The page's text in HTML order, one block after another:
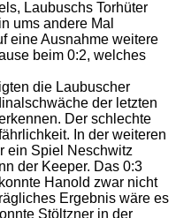
Laubuschs Torhüter
ums andere Mal
eine Ausnahme weitere
beim 0:2, welches
die Laubuscher
der letzten
Der schlechte
In der weiteren
ein Spiel Neschwitz
der Keeper. Das 0:3
Hanold zwar nicht
Ergebnis wäre es
Stöltzner in der